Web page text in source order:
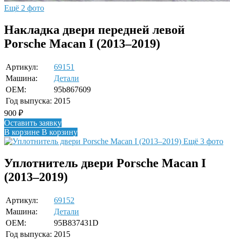
Ещё 2 фото
Накладка двери передней левой
Porsche Macan I (2013–2019)
Артикул:
69151
Машина:
Детали
OEM:
95b867609
Год выпуска: 2015
900 ₽
Оставить заявку
В корзине В корзину
Ещё 3 фото
Уплотнитель двери Porsche Macan I
(2013–2019)
Артикул:
69152
Машина:
Детали
OEM:
95B837431D
Год выпуска: 2015